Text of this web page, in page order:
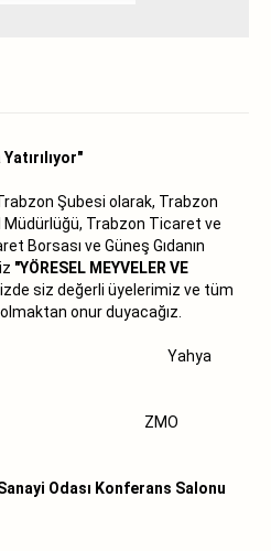
Şubesi olarak, Trabzon
İl Müdürlüğü, Trabzon Ticaret ve
Borsası ve Güneş Gıdanın
"YÖRESEL MEYVELER VE
siz değerli üyelerimiz ve tüm
onur duyacağız.
Odası Konferans Salonu